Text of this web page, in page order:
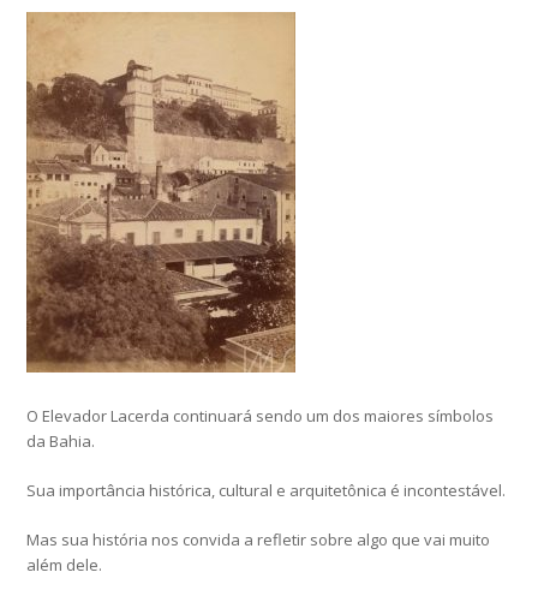
O Elevador Lacerda continuará sendo um dos maiores símbolos
da Bahia.
Sua importância histórica, cultural e arquitetônica é incontestável.
Mas sua história nos convida a refletir sobre algo que vai muito
além dele.